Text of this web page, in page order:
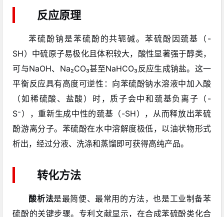
反应原理
苯硫酚钠是苯硫酚的共轭碱。苯硫酚因巯基（-
SH）中硫原子易极化且体积较大，酸性显著强于醇类，
可与NaOH、Na₂CO₃甚至NaHCO₃反应生成钠盐。这一
平衡反应具有高度可逆性：向苯硫酚钠水溶液中加入酸
（如稀硫酸、盐酸）时，质子会中和巯基负离子（-
S⁻），重新生成中性的巯基（-SH），从而释放出苯硫
酚游离分子。苯硫酚在水中溶解度极低，以油状物形式
析出，经过分液、洗涤和蒸馏即可获得高纯产品。
转化方法
酸析法是最简便、最常用的方法，也是工业制备苯
硫酚的关键步骤。专利文献显示，在合成苯硫酚类化合